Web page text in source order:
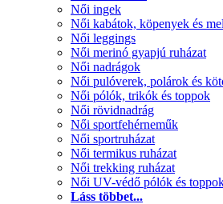
Női ingek
Női kabátok, köpenyek és
Női leggings
Női merinó gyapjú ruházat
Női nadrágok
Női pulóverek, polárok és
Női pólók, trikók és toppok
Női rövidnadrág
Női sportfehérneműk
Női sportruházat
Női termikus ruházat
Női trekking ruházat
Női UV-védő pólók és
Láss többet...